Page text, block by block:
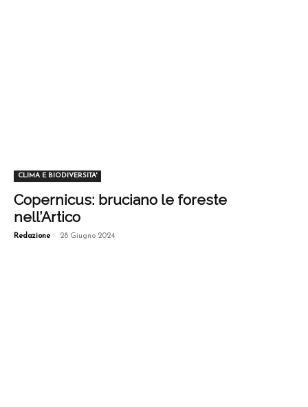
CLIMA E BIODIVERSITA'
Copernicus: bruciano le foreste
nell’Artico
Redazione - 28 Giugno 2024